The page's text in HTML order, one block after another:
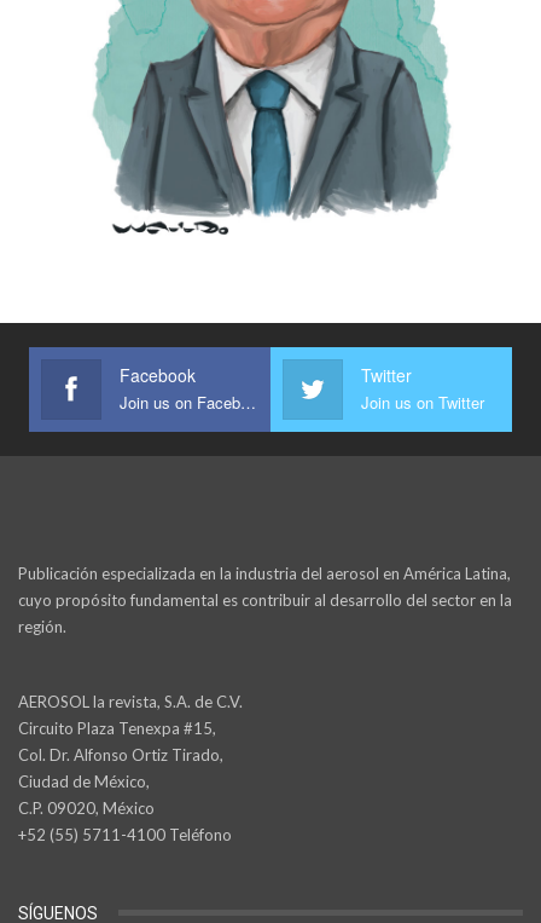
Facebook
Join us on Facebook
Twitter
Join us on Twitter
Publicación especializada en la industria del aerosol en América Latina,
cuyo propósito fundamental es contribuir al desarrollo del sector en la
región.
AEROSOL la revista, S.A. de C.V.
Circuito Plaza Tenexpa #15,
Col. Dr. Alfonso Ortiz Tirado,
Ciudad de México,
C.P. 09020, México
+52 (55) 5711-4100 Teléfono
SÍGUENOS